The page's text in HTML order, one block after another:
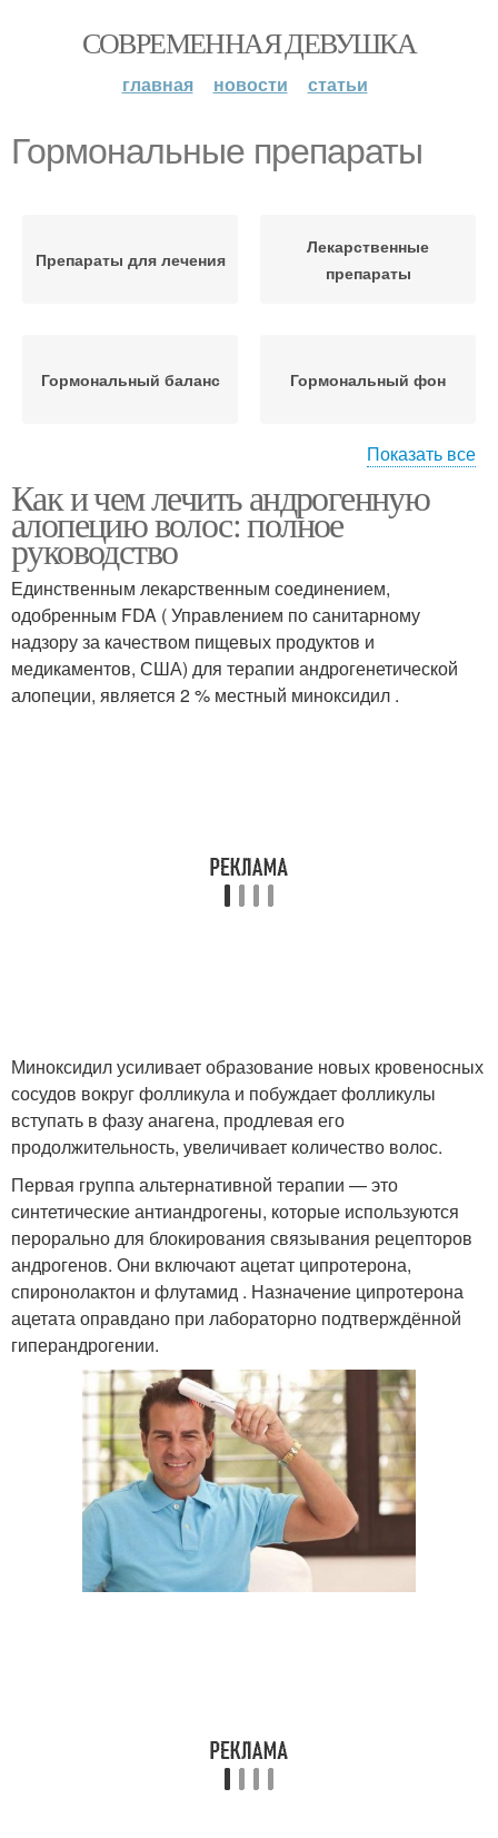
СОВРЕМЕННАЯ ДЕВУШКА
главная новости статьи
Гормональные препараты
Препараты для лечения
Лекарственные
препараты
Гормональный баланс Гормональный фон
изменения
Показать все
Как и чем лечить андрогенную
алопецию волос: полное
руководство
Единственным лекарственным соединением,
одобренным FDA ( Управлением по санитарному
надзору за качеством пищевых продуктов и
медикаментов, США) для терапии андрогенетической
алопеции, является 2 % местный миноксидил .
Миноксидил усиливает образование новых кровеносных
сосудов вокруг фолликула и побуждает фолликулы
вступать в фазу анагена, продлевая его
продолжительность, увеличивает количество волос.
Первая группа альтернативной терапии — это
синтетические антиандрогены, которые используются
перорально для блокирования связывания рецепторов
андрогенов. Они включают ацетат ципротерона,
спиронолактон и флутамид . Назначение ципротерона
ацетата оправдано при лабораторно подтверждённой
гиперандрогении.